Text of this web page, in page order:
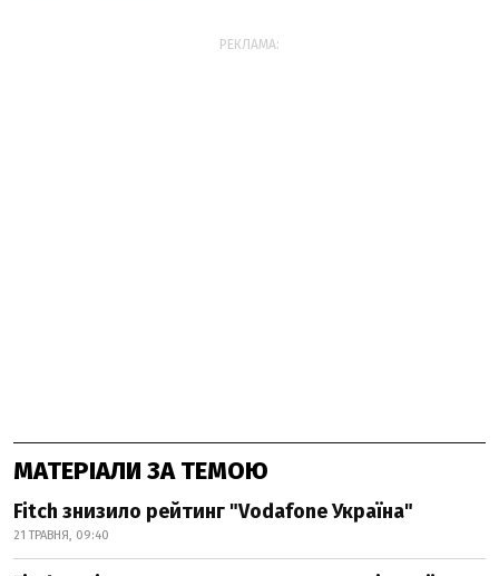
РЕКЛАМА:
МАТЕРІАЛИ ЗА ТЕМОЮ
Fitch знизило рейтинг "Vodafone Україна"
21 ТРАВНЯ, 09:40